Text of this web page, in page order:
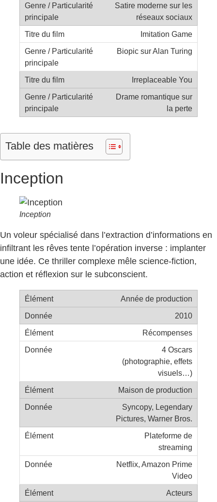
Satire moderne sur les
réseaux sociaux
Imitation Game
Biopic sur Alan Turing
Irreplaceable You
Drame romantique sur
la perte
Table des matières
Inception
Inception
Un voleur spécialisé dans l’extraction d’informations en
infiltrant les rêves tente l’opération inverse : implanter
une idée. Ce thriller complexe mêle science-fiction,
action et réflexion sur le subconscient.
Année de production
2010
Récompenses
4 Oscars
(photographie, effets
visuels…)
Maison de production
Syncopy, Legendary
Pictures, Warner Bros.
Plateforme de
streaming
Netflix, Amazon Prime
Video
Acteurs